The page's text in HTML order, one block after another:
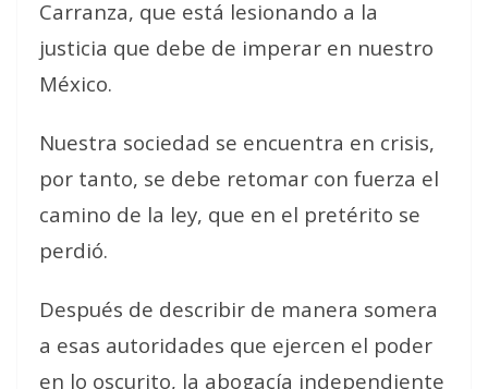
Carranza, que está lesionando a la
justicia que debe de imperar en nuestro
México.
Nuestra sociedad se encuentra en crisis,
por tanto, se debe retomar con fuerza el
camino de la ley, que en el pretérito se
perdió.
Después de describir de manera somera
a esas autoridades que ejercen el poder
en lo oscurito, la abogacía independiente